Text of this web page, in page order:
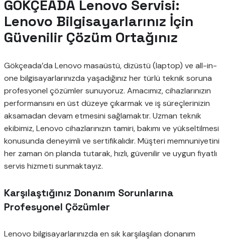
GÖKÇEADA Lenovo Servisi:
Lenovo Bilgisayarlarınız İçin
Güvenilir Çözüm Ortağınız
Gökçeada’da Lenovo masaüstü, dizüstü (laptop) ve all-in-
one bilgisayarlarınızda yaşadığınız her türlü teknik soruna
profesyonel çözümler sunuyoruz. Amacımız, cihazlarınızın
performansını en üst düzeye çıkarmak ve iş süreçlerinizin
aksamadan devam etmesini sağlamaktır. Uzman teknik
ekibimiz, Lenovo cihazlarınızın tamiri, bakımı ve yükseltilmesi
konusunda deneyimli ve sertifikalıdır. Müşteri memnuniyetini
her zaman ön planda tutarak, hızlı, güvenilir ve uygun fiyatlı
servis hizmeti sunmaktayız.
Karşılaştığınız Donanım Sorunlarına
Profesyonel Çözümler
Lenovo bilgisayarlarınızda en sık karşılaşılan donanım